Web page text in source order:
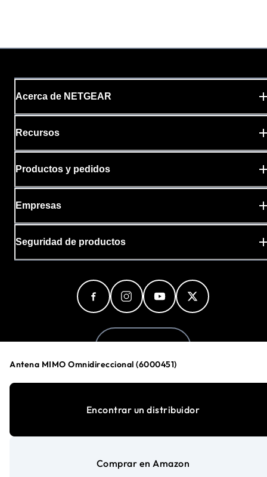
Antena MIMO Omnidireccional (6000451)
Encontrar un distribuidor
Comprar en Amazon
Acerca de NETGEAR
Recursos
Productos y pedidos
Empresas
Seguridad de productos
Preferencias de cookies
Términos y condiciones
©1996-2026NETGEAR®